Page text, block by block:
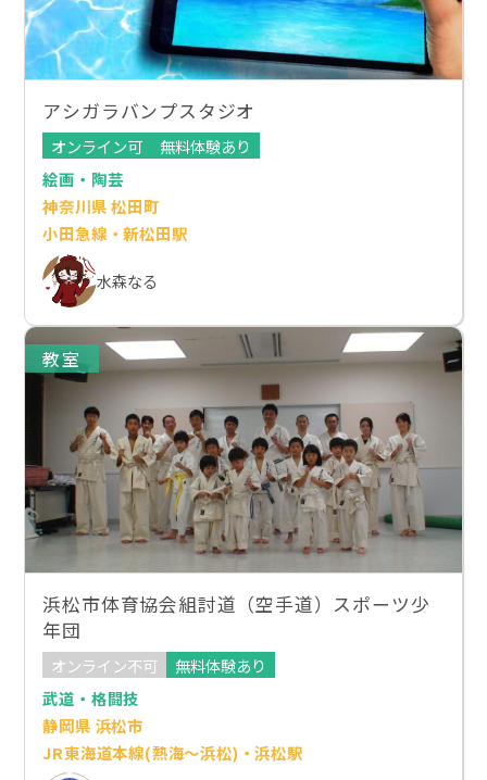
アシガラバンプスタジオ
オンライン可
無料体験あり
絵画・陶芸
神奈川県 松田町
小田急線・新松田駅
水森なる
教室
浜松市体育協会組討道（空手道）スポーツ少
年団
オンライン不可
無料体験あり
武道・格闘技
静岡県 浜松市
JR東海道本線(熱海～浜松)・浜松駅